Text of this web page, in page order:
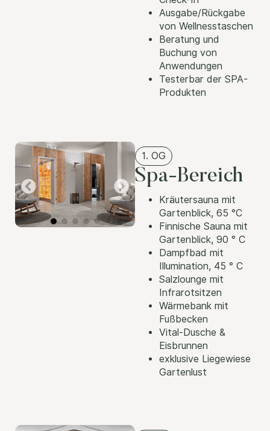
Ausgabe/Rückgabe
von Wellnesstaschen
Beratung und
Buchung von
Anwendungen
Testerbar der SPA-
Produkten
1. OG
Spa-Bereich
Kräutersauna mit
Gartenblick, 65 °C
Finnische Sauna mit
Gartenblick, 90 ° C
Dampfbad mit
Illumination, 45 ° C
Salzlounge mit
Infrarotsitzen
Wärmebank mit
Fußbecken
Vital-Dusche &
Eisbrunnen
exklusive Liegewiese
Gartenlust